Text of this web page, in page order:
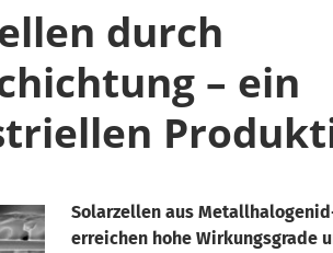
durch
– ein
Solarzellen aus
erreichen hohe Wirkungsgrade